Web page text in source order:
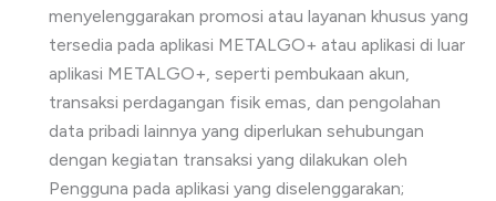
menyelenggarakan promosi atau layanan khusus yang
tersedia pada aplikasi METALGO+ atau aplikasi di luar
aplikasi METALGO+, seperti pembukaan akun,
transaksi perdagangan fisik emas, dan pengolahan
data pribadi lainnya yang diperlukan sehubungan
dengan kegiatan transaksi yang dilakukan oleh
Pengguna pada aplikasi yang diselenggarakan;